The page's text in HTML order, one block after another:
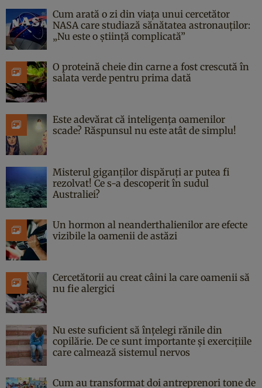
Cum arată o zi din viața unui cercetător
NASA care studiază sănătatea astronauților:
„Nu este o știință complicată”
O proteină cheie din carne a fost crescută în
salata verde pentru prima dată
Este adevărat că inteligența oamenilor
scade? Răspunsul nu este atât de simplu!
Misterul giganților dispăruți ar putea fi
rezolvat! Ce s-a descoperit în sudul
Australiei?
Un hormon al neanderthalienilor are efecte
vizibile la oamenii de astăzi
Cercetătorii au creat câini la care oamenii să
nu fie alergici
Nu este suficient să înțelegi rănile din
copilărie. De ce sunt importante și exercițiile
care calmează sistemul nervos
Cum au transformat doi antreprenori tone de